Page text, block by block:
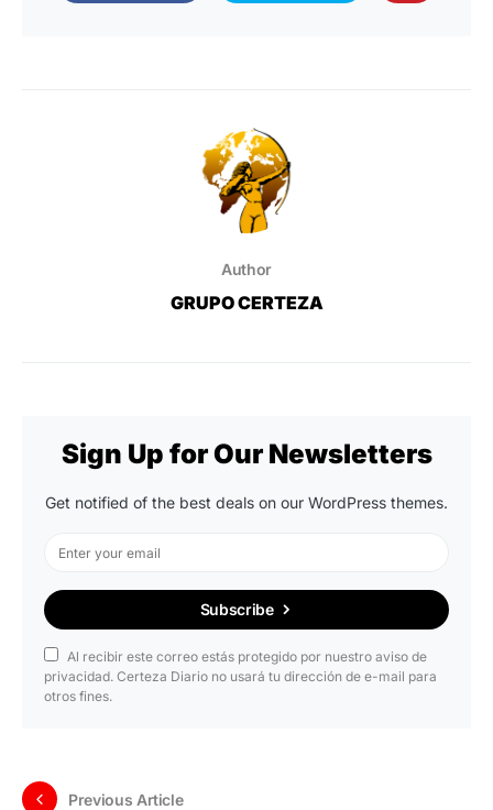
Author
GRUPO CERTEZA
Sign Up for Our Newsletters
Get notified of the best deals on our WordPress themes.
Subscribe
Al recibir este correo estás protegido por nuestro aviso de
privacidad. Certeza Diario no usará tu dirección de e-mail para
otros fines.
Previous Article